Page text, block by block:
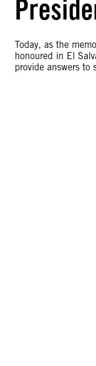
Today, as the
honoured in El
provide answers to